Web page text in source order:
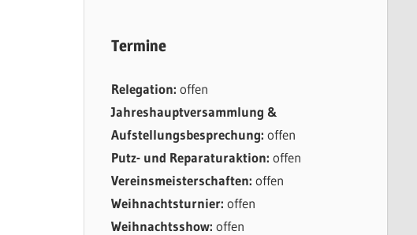
Termine
Relegation: offen
Jahreshauptversammlung &
Aufstellungsbesprechung: offen
Putz- und Reparaturaktion: offen
Vereinsmeisterschaften: offen
Weihnachtsturnier: offen
Weihnachtsshow: offen